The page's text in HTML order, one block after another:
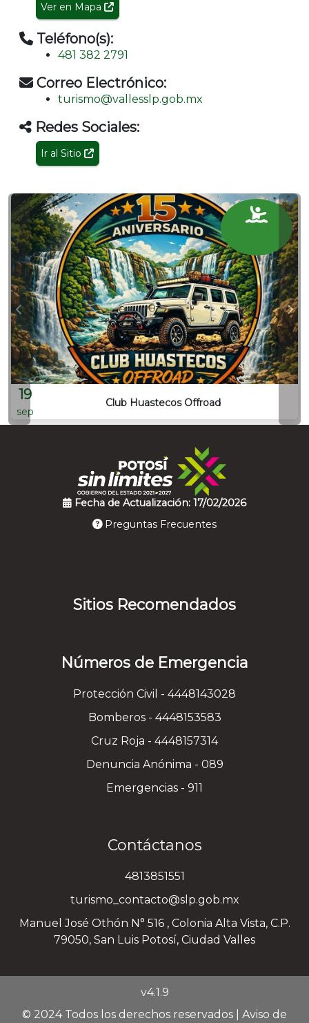
Ver en Mapa
Teléfono(s):
481 382 2791
Correo Electrónico:
turismo@vallesslp.gob.mx
Redes Sociales:
Ir al Sitio
19
sep
Club Huastecos Offroad
Fecha de Actualización: 17/02/2026
Preguntas Frecuentes
Sitios Recomendados
Números de Emergencia
Protección Civil - 4448143028
Bomberos - 4448153583
Cruz Roja - 4448157314
Denuncia Anónima - 089
Emergencias - 911
Contáctanos
4813851551
turismo_contacto@slp.gob.mx
Manuel José Othón N° 516 , Colonia Alta Vista, C.P.
79050, San Luis Potosí, Ciudad Valles
v4.1.9
© 2024 Todos los derechos reservados | Aviso de